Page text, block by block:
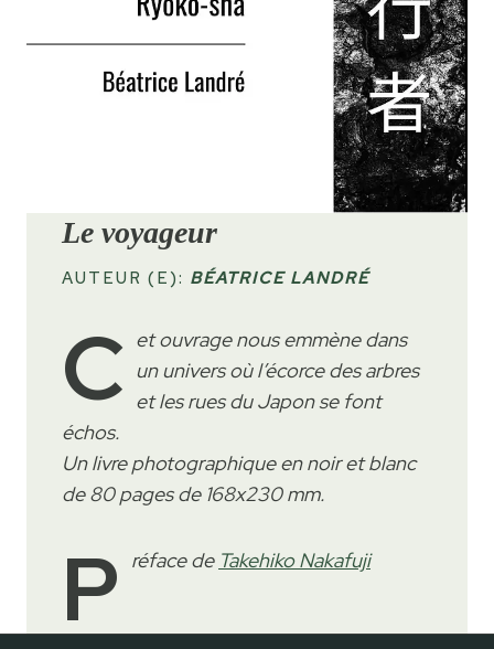
Le voyageur
AUTEUR (E): BÉATRICE LANDRÉ
C et ouvrage nous emmène dans
un univers où l’écorce des arbres
et les rues du Japon se font
échos.
Un livre photographique en noir et blanc
de 80 pages de 168x230 mm.
P réface de Takehiko Nakafuji